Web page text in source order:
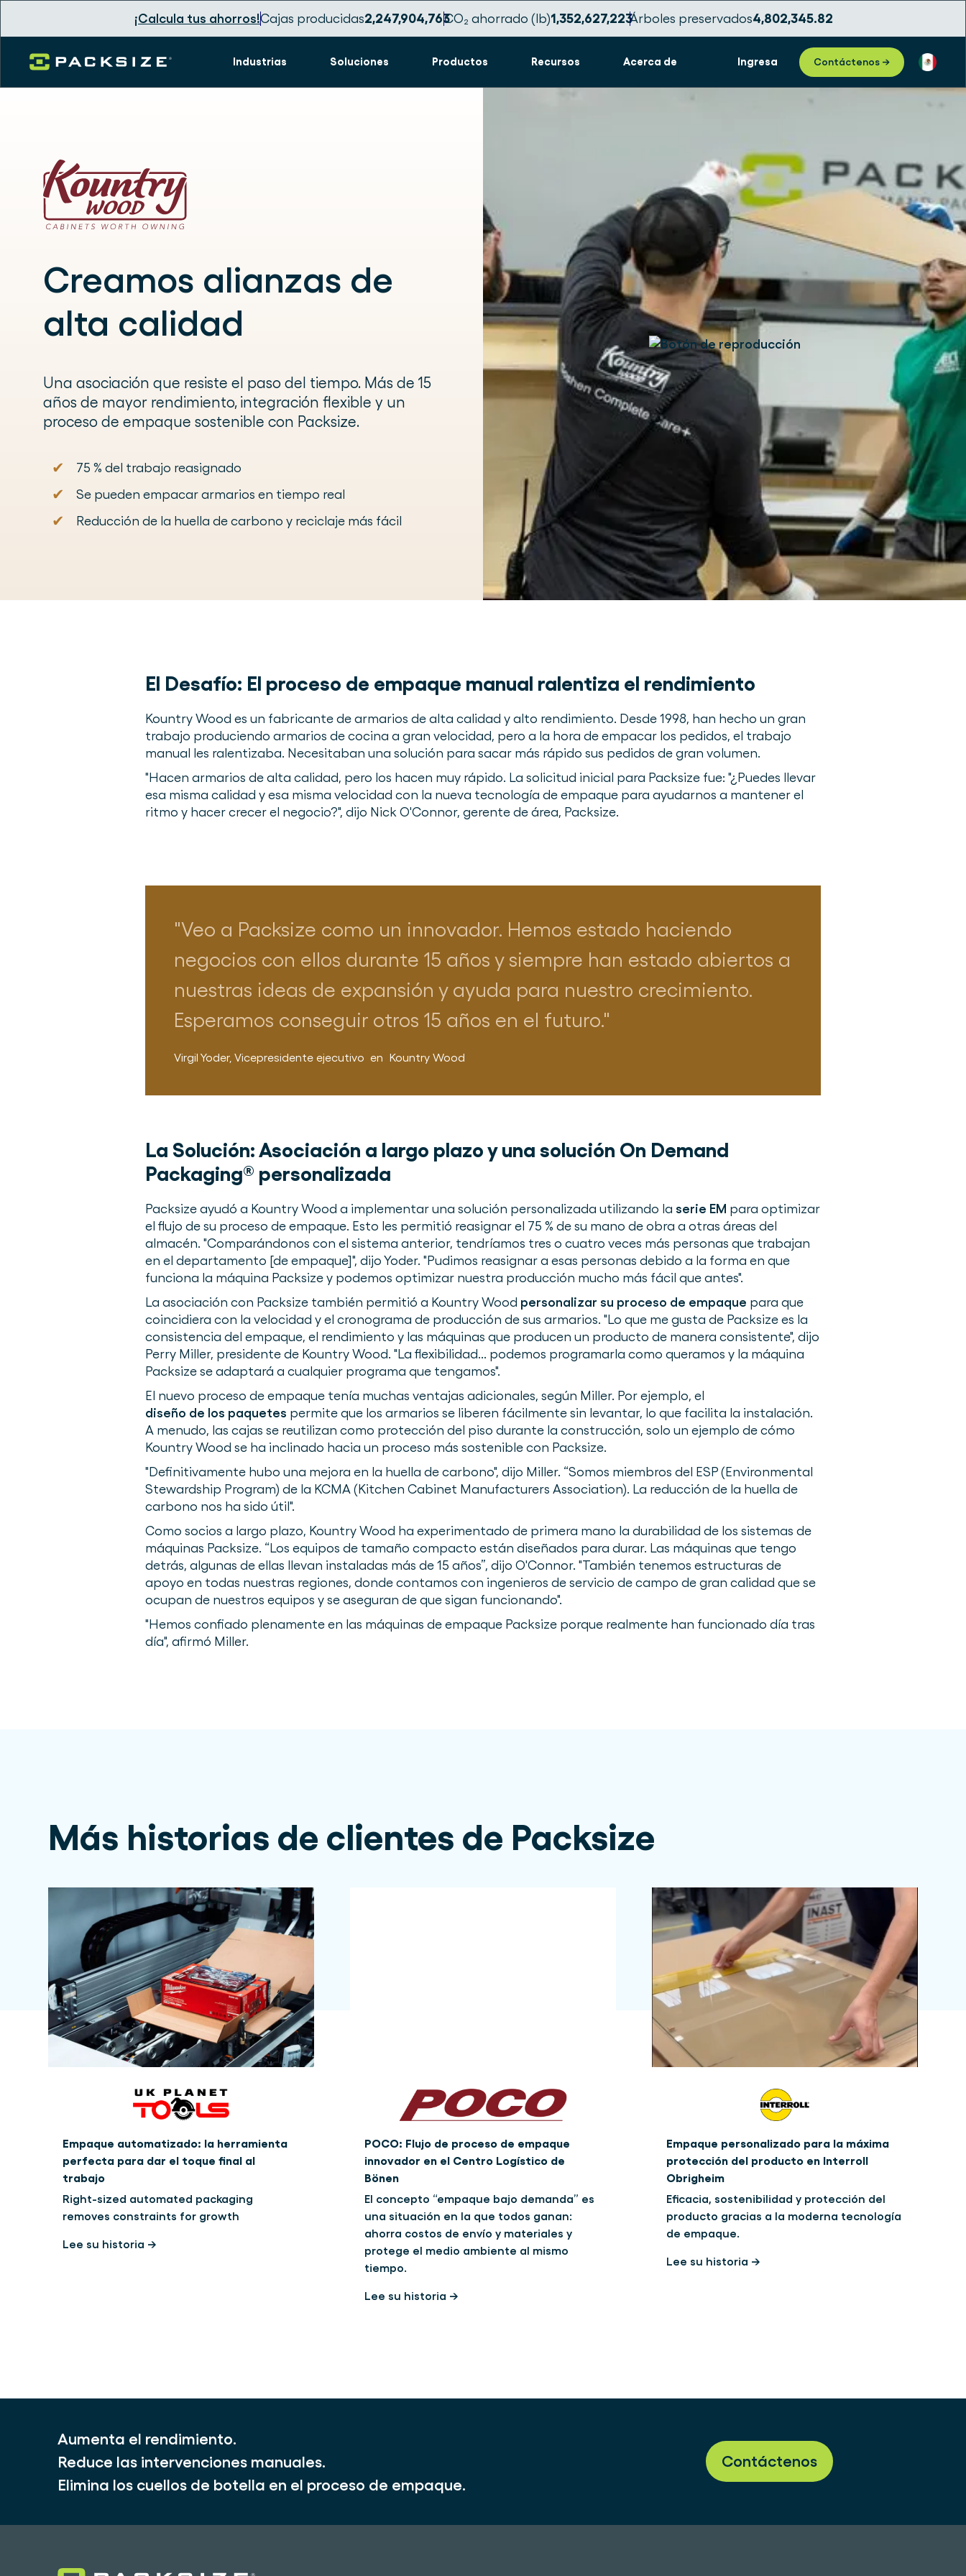
¡Calcula tus ahorros!Cajas producidas2,247,904,772CO₂ ahorrado (lb)1,352,627,229Árboles preservados4,802,345.84
Industrias Soluciones Productos Recursos Acerca de Ingresa Contáctenos →
Creamos alianzas de
alta calidad
Una asociación que resiste el paso del tiempo. Más de 15
años de mayor rendimiento, integración flexible y un
proceso de empaque sostenible con Packsize.
✔ 75 % del trabajo reasignado
✔ Se pueden empacar armarios en tiempo real
✔ Reducción de la huella de carbono y reciclaje más fácil
El Desafío: El proceso de empaque manual ralentiza el rendimiento
Kountry Wood es un fabricante de armarios de alta calidad y alto rendimiento. Desde 1998, han hecho un gran
trabajo produciendo armarios de cocina a gran velocidad, pero a la hora de empacar los pedidos, el trabajo
manual les ralentizaba. Necesitaban una solución para sacar más rápido sus pedidos de gran volumen.
"Hacen armarios de alta calidad, pero los hacen muy rápido. La solicitud inicial para Packsize fue: "¿Puedes llevar
esa misma calidad y esa misma velocidad con la nueva tecnología de empaque para ayudarnos a mantener el
ritmo y hacer crecer el negocio?", dijo Nick O'Connor, gerente de área, Packsize.
Veo a Packsize como un innovador. Hemos estado haciendo
negocios con ellos durante 15 años y siempre han estado abiertos a
nuestras ideas de expansión y ayuda para nuestro crecimiento.
Esperamos conseguir otros 15 años en el futuro.
Virgil Yoder, Vicepresidente ejecutivo en Kountry Wood
La Solución:Asociación a largo plazo y una solución On Demand
Packaging® personalizada
Packsize ayudó a Kountry Wood a implementar una solución personalizada utilizando la serie EM para optimizar
el flujo de su proceso de empaque. Esto les permitió reasignar el 75 % de su mano de obra a otras áreas del
almacén. "Comparándonos con el sistema anterior, tendríamos tres o cuatro veces más personas que trabajan
en el departamento [de empaque]", dijo Yoder. "Pudimos reasignar a esas personas debido a la forma en que
funciona la máquina Packsize y podemos optimizar nuestra producción mucho más fácil que antes".
La asociación con Packsize también permitió a Kountry Wood personalizar su proceso de empaque para que
coincidiera con la velocidad y el cronograma de producción de sus armarios. "Lo que me gusta de Packsize es la
consistencia del empaque, el rendimiento y las máquinas que producen un producto de manera consistente", dijo
Perry Miller, presidente de Kountry Wood. "La flexibilidad... podemos programarla como queramos y la máquina
Packsize se adaptará a cualquier programa que tengamos".
El nuevo proceso de empaque tenía muchas ventajas adicionales, según Miller. Por ejemplo, el
diseño de los paquetes permite que los armarios se liberen fácilmente sin levantar, lo que facilita la instalación.
A menudo, las cajas se reutilizan como protección del piso durante la construcción, solo un ejemplo de cómo
Kountry Wood se ha inclinado hacia un proceso más sostenible con Packsize.
"Definitivamente hubo una mejora en la huella de carbono", dijo Miller. “Somos miembros del ESP (Environmental
Stewardship Program) de la KCMA (Kitchen Cabinet Manufacturers Association). La reducción de la huella de
carbono nos ha sido útil".
Como socios a largo plazo, Kountry Wood ha experimentado de primera mano la durabilidad de los sistemas de
máquinas Packsize. “Los equipos de tamaño compacto están diseñados para durar. Las máquinas que tengo
detrás, algunas de ellas llevan instaladas más de 15 años”, dijo O'Connor. "También tenemos estructuras de
apoyo en todas nuestras regiones, donde contamos con ingenieros de servicio de campo de gran calidad que se
ocupan de nuestros equipos y se aseguran de que sigan funcionando".
"Hemos confiado plenamente en las máquinas de empaque Packsize porque realmente han funcionado día tras
día", afirmó Miller.
Más historias de clientes de Packsize
Empaque automatizado: la herramienta
perfecta para dar el toque final al
trabajo
Right-sized automated packaging
removes constraints for growth
Lee su historia →
POCO: Flujo de proceso de empaque
innovador en el Centro Logístico de
Bönen
El concepto “empaque bajo demanda” es
una situación en la que todos ganan:
ahorra costos de envío y materiales y
protege el medio ambiente al mismo
tiempo.
Lee su historia →
Empaque personalizado para la máxima
protección del producto en Interroll
Obrigheim
Eficacia, sostenibilidad y protección del
producto gracias a la moderna tecnología
de empaque.
Lee su historia →
Aumenta el rendimiento.
Reduce las intervenciones manuales.
Elimina los cuellos de botella en el proceso de empaque.
Contáctenos